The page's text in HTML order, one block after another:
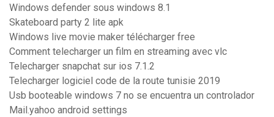
Windows defender sous windows 8.1
Skateboard party 2 lite apk
Windows live movie maker télécharger free
Comment telecharger un film en streaming avec vlc
Telecharger snapchat sur ios 7.1.2
Telecharger logiciel code de la route tunisie 2019
Usb booteable windows 7 no se encuentra un controlador
Mail.yahoo android settings